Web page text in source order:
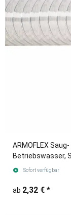
ARMOFLEX
Betriebswasser,
Sofort verfügbar
ab 2,32 € *